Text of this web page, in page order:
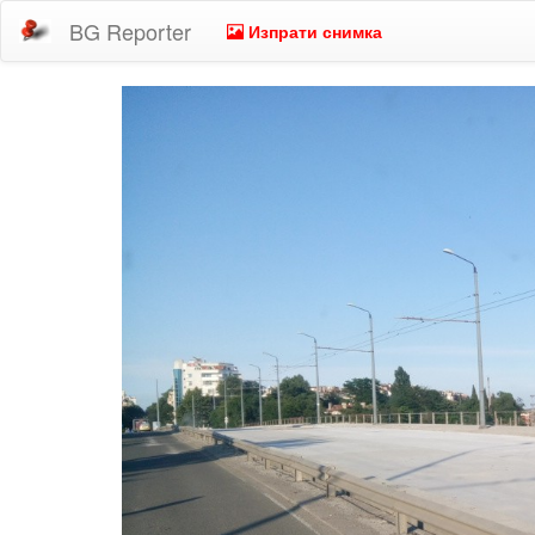
BG Reporter Изпрати снимка